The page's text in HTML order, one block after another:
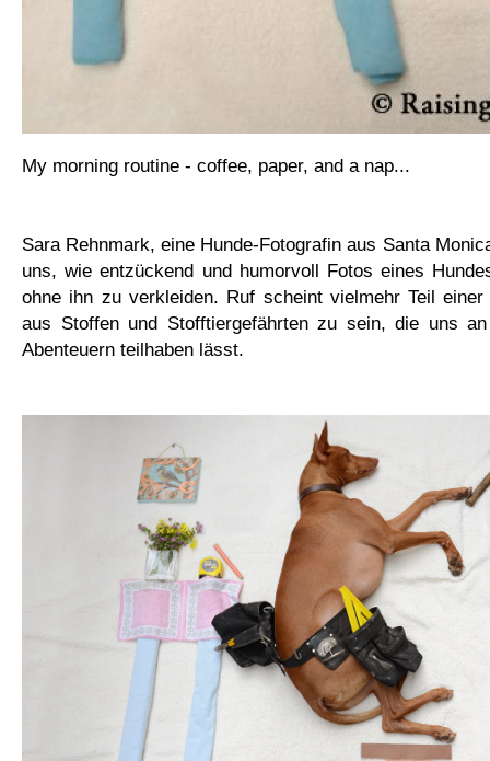
My morning routine - coffee, paper, and a nap...
Sara Rehnmark, eine Hunde-Fotografin aus Santa
uns, wie entzückend und humorvoll Fotos eines
ohne ihn zu verkleiden. Ruf scheint vielmehr Teil einer
aus Stoffen und Stofftiergefährten zu sein, die uns
Abenteuern teilhaben lässt.